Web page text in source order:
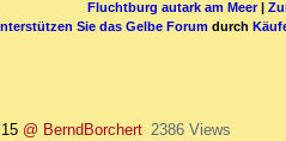
Fluchtburg autark am Meer|
Sie das Gelbe Forum durch
@ BerndBorchert 2386 Views